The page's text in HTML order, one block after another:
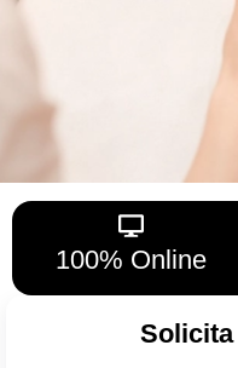
100% Online